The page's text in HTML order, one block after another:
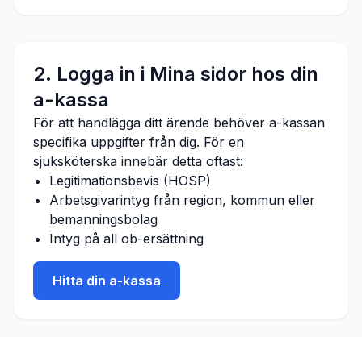
2. Logga in i Mina sidor hos din
a-kassa
För att handlägga ditt ärende behöver a-kassan
specifika uppgifter från dig. För en
sjuksköterska innebär detta oftast:
Legitimationsbevis (HOSP)
Arbetsgivarintyg från region, kommun eller
bemanningsbolag
Intyg på all ob-ersättning
Hitta din a-kassa